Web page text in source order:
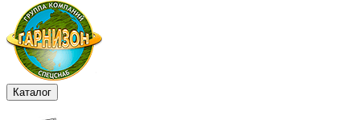
Каталог